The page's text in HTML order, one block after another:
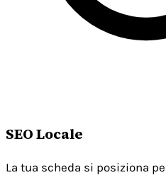
SEO Locale
La tua scheda si posiziona